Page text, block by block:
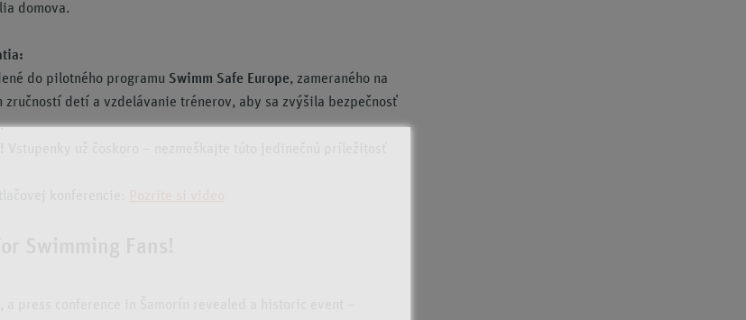
domova.
do pilotného programu Swimm Safe Europe, zameraného na
zručností detí a vzdelávanie trénerov, aby sa zvýšila bezpečnosť
konferencie:
Swimming Fans!